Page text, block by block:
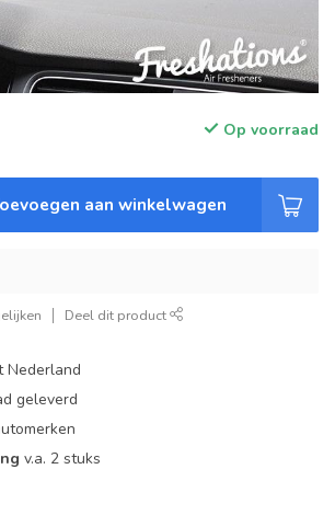
Op voorraad
aan winkelwagen
Deel dit product
Nederland
geleverd
v.a. 2 stuks